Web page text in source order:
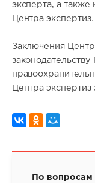
эксперта, а также
Центра экспертиз.
Заключения
Центра экспертиз
По вопросам